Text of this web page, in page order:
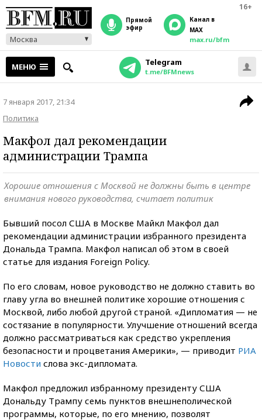
16+
Москва
прямой
эфир
Канал в
MAX
max.ru/bfm
МЕНЮ Telegram
t.me/BFMnews
7 января 2017, 21:34
Политика
Макфол дал рекомендации
администрации Трампа
Хорошие отношения с Москвой не должны быть в центре
внимания нового руководства, считает политик
Бывший посол США в Москве Майкл Макфол дал
рекомендации администрации избранного президента
Дональда Трампа. Макфол написал об этом в своей
статье для издания Foreign Policy.
По его словам, новое руководство не должно ставить во
главу угла во внешней политике хорошие отношения с
Москвой, либо любой другой страной. «Дипломатия — не
состязание в популярности. Улучшение отношений всегда
должно рассматриваться как средство укрепления
безопасности и процветания Америки», — приводит РИА
Новости слова экс-дипломата.
Макфол предложил избранному президенту США
Дональду Трампу семь пунктов внешнеполической
программы, которые, по его мнению, позволят